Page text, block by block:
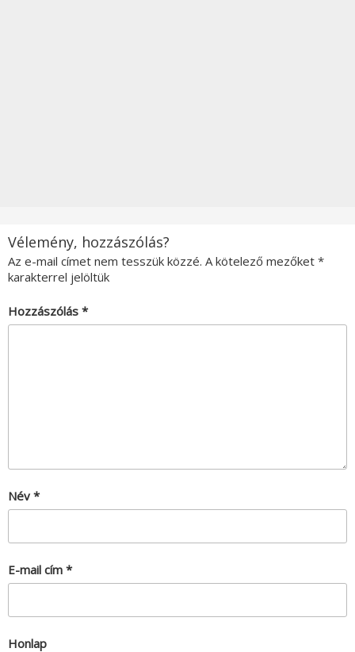
Vélemény, hozzászólás?
Az e-mail címet nem tesszük közzé. A kötelező mezőket *
karakterrel jelöltük
Hozzászólás *
Név *
E-mail cím *
Honlap